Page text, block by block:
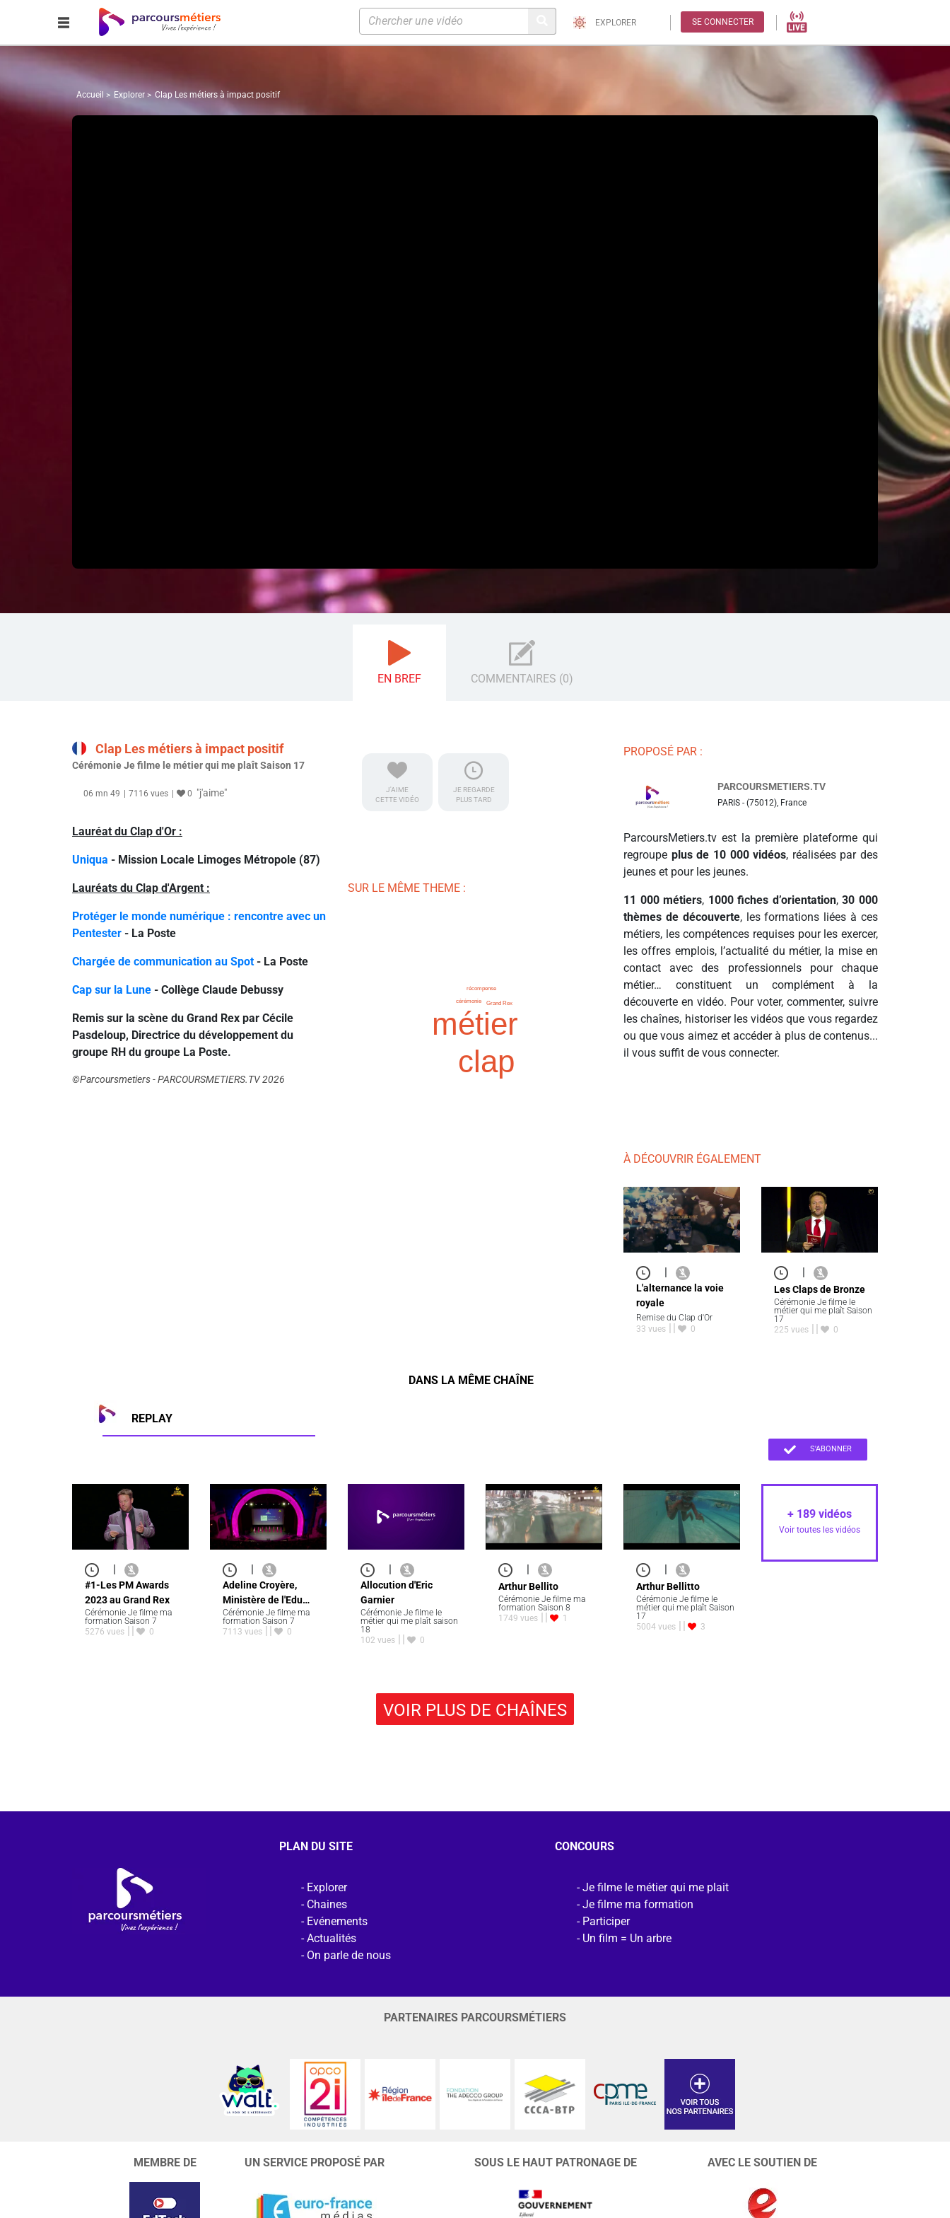
EXPLORER SE CONNECTER
Accueil Explorer Clap Les métiers à impact positif
EN BREF COMMENTAIRES (0)
Clap Les métiers à impact positif
Cérémonie Je filme le métier qui me plaît Saison 17
06 mn 49 7116 vues 0 "j'aime"
Lauréat du Clap d'Or :
Uniqua - Mission Locale Limoges Métropole (87)
Lauréats du Clap d'Argent :
Protéger le monde numérique : rencontre avec un
Pentester - La Poste
Chargée de communication au Spot- La Poste
Cap sur la Lune - Collège Claude Debussy
Remis sur la scène du Grand Rex par Cécile
Pasdeloup, Directrice du développement du
groupe RH du groupe La Poste.
©Parcoursmetiers - PARCOURSMETIERS.TV 2026
J'AIME
CETTE VIDÉO
JE REGARDE
PLUS TARD
SUR LE MÊME THEME :
métier
clap
Grand Rex
cérémonie
récompense
PROPOSÉ PAR :
PARCOURSMETIERS.TV
PARIS - (75012), France
ParcoursMetiers.tv est la première plateforme qui
regroupe plus de 10 000 vidéos, réalisées par des
jeunes et pour les jeunes.
11 000 métiers, 1000 fiches d’orientation,30 000
thèmes de découverte, les formations liées à ces
métiers, les compétences requises pour les exercer,
les offres emplois, l’actualité du métier, la mise en
contact avec des professionnels pour chaque
métier… constituent un complément à la
découverte en vidéo. Pour voter, commenter, suivre
les chaînes, historiser les vidéos que vous regardez
ou que vous aimez et accéder à plus de contenus...
il vous suffit de vous connecter.
À DÉCOUVRIR ÉGALEMENT
L'alternance la voie
royale
Remise du Clap d'Or
33 vues
0
Les Claps de Bronze
Cérémonie Je filme le
métier qui me plaît Saison
17
225 vues
0
DANS LA MÊME CHAÎNE
REPLAY
S'ABONNER
#1-Les PM Awards
2023 au Grand Rex
Cérémonie Je filme ma
formation Saison 7
5276 vues
0
Adeline Croyère,
Ministère de l'Edu…
Cérémonie Je filme ma
formation Saison 7
7113 vues
0
|
Allocution d'Eric
Garnier
Cérémonie Je filme le
métier qui me plaît saison
18
102 vues
0
Arthur Bellito
Cérémonie Je filme ma
formation Saison 8
1749 vues
1
Arthur Bellitto
Cérémonie Je filme le
métier qui me plaît Saison
17
5004 vues
3
+ 189 vidéos
Voir toutes les vidéos
VOIR PLUS DE CHAÎNES
PLAN DU SITE
Explorer
Chaines
Evénements
Actualités
On parle de nous
CONCOURS
Je filme le métier qui me plait
Je filme ma formation
Participer
Un film = Un arbre
PARTENAIRES PARCOURSMÉTIERS
MEMBRE DE UN SERVICE PROPOSÉ PAR SOUS LE HAUT PATRONAGE DE AVEC LE SOUTIEN DE